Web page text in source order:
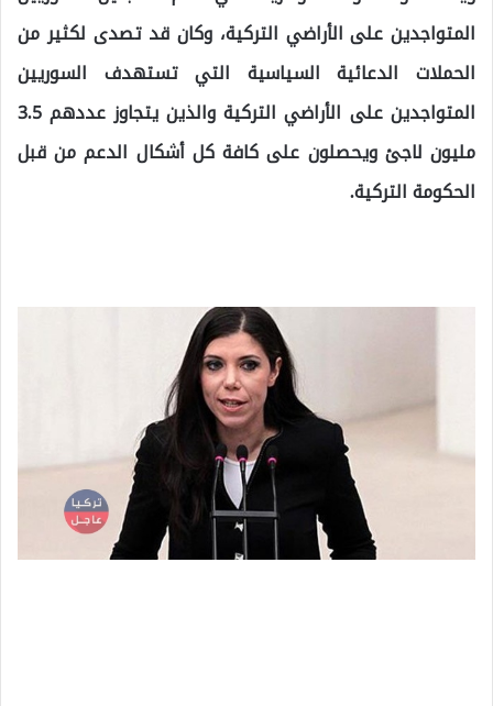
المتواجدين على الأراضي التركية، وكان قد تصدى لكثير من
الحملات الدعائية السياسية التي تستهدف السوريين
المتواجدين على الأراضي التركية والذين يتجاوز عددهم 3.5
مليون لاجئ ويحصلون على كافة كل أشكال الدعم من قبل
الحكومة التركية.